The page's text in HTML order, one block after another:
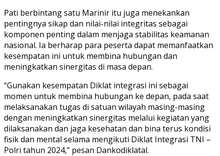
Pati berbintang satu Marinir itu juga menekankan
pentingnya sikap dan nilai-nilai integritas sebagai
komponen penting dalam menjaga stabilitas keamanan
nasional. Ia berharap para peserta dapat memanfaatkan
kesempatan ini untuk membina hubungan dan
meningkatkan sinergitas di masa depan.
“Gunakan kesempatan Diklat integrasi ini sebagai
momen untuk membina hubungan ke depan, pada saat
melaksanakan tugas di satuan wilayah masing-masing
dengan meningkatkan sinergitas melalui kegiatan yang
dilaksanakan dan jaga kesehatan dan bina terus kondisi
fisik dan mental selama mengikuti Diklat Integrasi TNI –
Polri tahun 2024,” pesan Dankodiklatal.